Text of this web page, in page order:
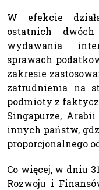
W efekcie
ostatnich
wydawania
sprawach
zakresie
zatrudnienia na
podmioty z
Singapurze,
innych państw,
proporcjonalnego
Co więcej, w dniu
Rozwoju i